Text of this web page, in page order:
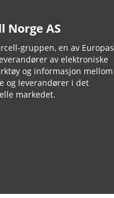
Norge AS
gruppen, en av Europas
av elektroniske
og informasjon mellom
og leverandører i det
markedet.